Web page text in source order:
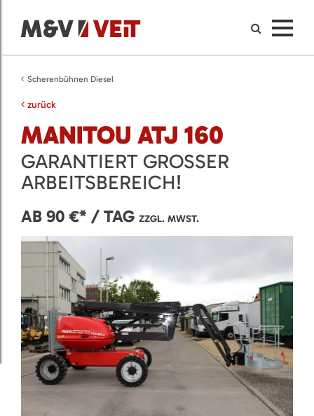
Scherenbühnen Diesel
zurück
MANITOU ATJ 160
GARANTIERT GROSSER A
RBEITSBEREICH!
AB 90 €* / TAG ZZGL. MWST.